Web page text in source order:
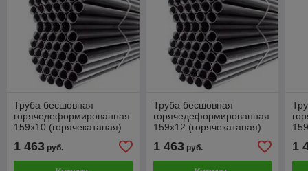
Труба бесшовная
горячедеформированная
159х10 (горячекатаная)
1 463 руб.
Труба бесшовная
горячедеформированная
159х12 (горячекатаная)
1 463руб. 1